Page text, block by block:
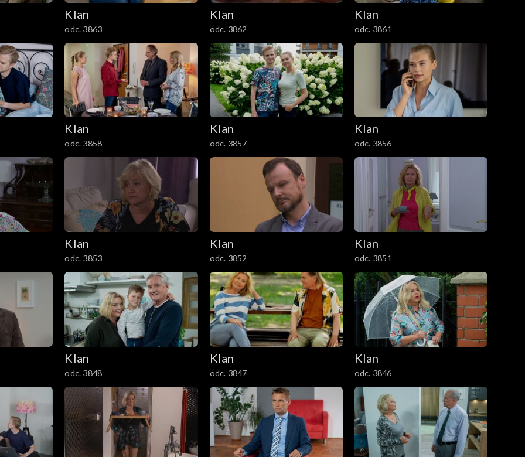
Klan
odc. 3863
Klan
odc. 3862
Klan
odc. 3861
Klan
odc. 3858
Klan
odc. 3857
Klan
odc. 3856
Klan
odc. 3853
Klan
odc. 3852
Klan
odc. 3851
Klan
odc. 3848
Klan
odc. 3847
Klan
odc. 3846